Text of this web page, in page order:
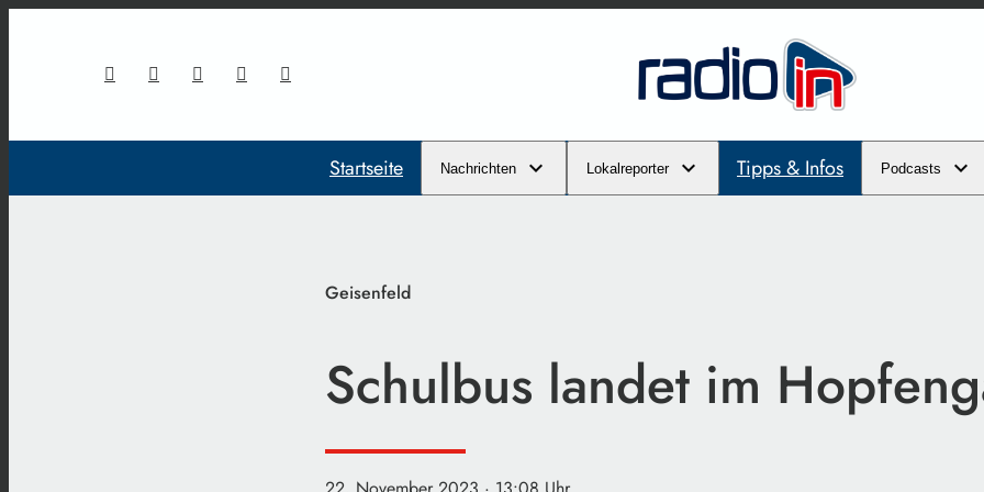
Startseite Nachrichten Lokalreporter Tipps & Infos Podcasts
Geisenfeld
Schulbus landet im